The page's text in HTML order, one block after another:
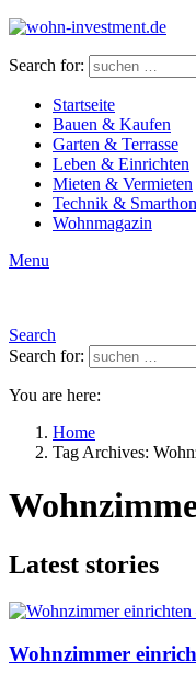
Search for:
Startseite
Bauen & Kaufen
Garten & Terrasse
Leben & Einrichten
Mieten & Vermieten
Technik &
Wohnmagazin
Menu
Search
Search for:
You are here:
Home
Tag Archives:
Latest stories
Wohnzimmer